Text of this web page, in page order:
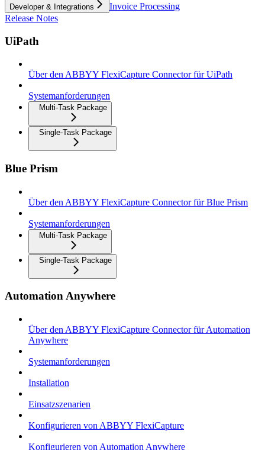
Developer & Integrations
Invoice Processing
Release Notes
UiPath
Über den ABBYY FlexiCapture Connector für UiPath
Systemanforderungen
Multi-Task Package
Single-Task Package
Blue Prism
Über den ABBYY FlexiCapture Connector für Blue Prism
Systemanforderungen
Multi-Task Package
Single-Task Package
Automation Anywhere
Über den ABBYY FlexiCapture Connector für Automation
Anywhere
Systemanforderungen
Installation
Einsatzszenarien
Konfigurieren von ABBYY FlexiCapture
Konfigurieren von Automation Anywhere